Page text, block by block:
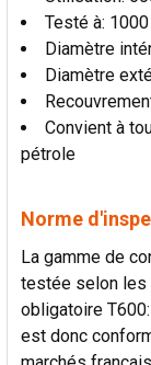
Testé à:
Diamètre
Diamètre
Convient à
pétrole
Norme
La gamme de
testée selon les
obligatoire
est donc